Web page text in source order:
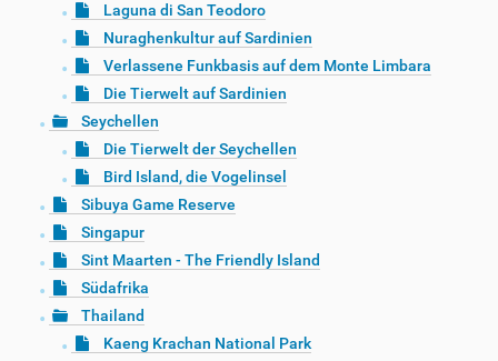
Laguna di San Teodoro
Nuraghenkultur auf Sardinien
Verlassene Funkbasis auf dem Monte Limbara
Die Tierwelt auf Sardinien
Seychellen
Die Tierwelt der Seychellen
Bird Island, die Vogelinsel
Sibuya Game Reserve
Singapur
Sint Maarten - The Friendly Island
Südafrika
Thailand
Kaeng Krachan National Park